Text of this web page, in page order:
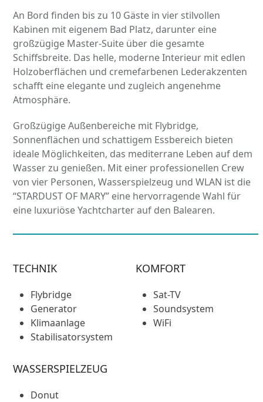
An Bord finden bis zu 10 Gäste in vier stilvollen
Kabinen mit eigenem Bad Platz, darunter eine
großzügige Master-Suite über die gesamte
Schiffsbreite. Das helle, moderne Interieur mit edlen
Holzoberflächen und cremefarbenen Lederakzenten
schafft eine elegante und zugleich angenehme
Atmosphäre.
Großzügige Außenbereiche mit Flybridge,
Sonnenflächen und schattigem Essbereich bieten
ideale Möglichkeiten, das mediterrane Leben auf dem
Wasser zu genießen. Mit einer professionellen Crew
von vier Personen, Wasserspielzeug und WLAN ist die
“STARDUST OF MARY” eine hervorragende Wahl für
eine luxuriöse Yachtcharter auf den Balearen.
TECHNIK
Flybridge
Generator
Klimaanlage
Stabilisatorsystem
KOMFORT
Sat-TV
Soundsystem
WiFi
WASSERSPIELZEUG
Donut